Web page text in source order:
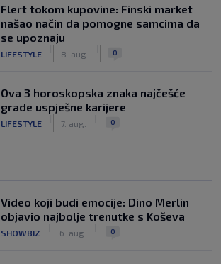
Flert tokom kupovine: Finski market
našao način da pomogne samcima da
se upoznaju
LIFESTYLE 8. aug. 0
Ova 3 horoskopska znaka najčešće
grade uspješne karijere
LIFESTYLE 7. aug. 0
Video koji budi emocije: Dino Merlin
objavio najbolje trenutke s Koševa
SHOWBIZ 6. aug. 0